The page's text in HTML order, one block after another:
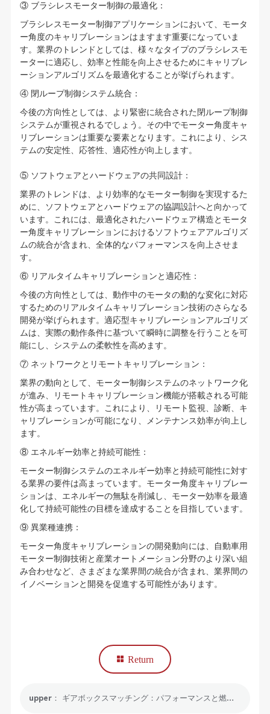
③ ブラシレスモーター制御の最適化：
ブラシレスモーター制御アプリケーションにおいて、モータ
ー角度のキャリブレーションはますます重要になっていま
す。業界のトレンドとしては、様々なタイプのブラシレスモ
ーターに適応し、効率と性能を向上させるためにキャリブレ
ーションアルゴリズムを最適化することが挙げられます。
④ 閉ループ制御システム統合：
今後の方向性としては、より緊密に統合された閉ループ制御
システムが重視されるでしょう。その中でモーター角度キャ
リブレーションは重要な要素となります。これにより、シス
テムの安定性、応答性、適応性が向上します。
⑤ ソフトウェアとハードウェアの共同設計：
業界のトレンドは、より効率的なモーター制御を実現するた
めに、ソフトウェアとハードウェアの協調設計へと向かって
います。これには、最適化されたハードウェア構造とモータ
ー角度キャリブレーションにおけるソフトウェアアルゴリズ
ムの統合が含まれ、全体的なパフォーマンスを向上させま
す。
⑥ リアルタイムキャリブレーションと適応性：
今後の方向性としては、動作中のモータの動的な変化に対応
するためのリアルタイムキャリブレーション技術のさらなる
開発が挙げられます。適応型キャリブレーションアルゴリズ
ムは、実際の動作条件に基づいて瞬時に調整を行うことを可
能にし、システムの柔軟性を高めます。
⑦ ネットワークとリモートキャリブレーション：
業界の動向として、モーター制御システムのネットワーク化
が進み、リモートキャリブレーション機能が搭載される可能
性が高まっています。これにより、リモート監視、診断、キ
ャリブレーションが可能になり、メンテナンス効率が向上し
ます。
⑧ エネルギー効率と持続可能性：
モーター制御システムのエネルギー効率と持続可能性に対す
る業界の要件は高まっています。モーター角度キャリブレー
ションは、エネルギーの無駄を削減し、モーター効率を最適
化して持続可能性の目標を達成することを目指しています。
⑨ 異業種連携：
モーター角度キャリブレーションの開発動向には、自動車用
モーター制御技術と産業オートメーション分野のより深い組
み合わせなど、さまざまな業界間の統合が含まれ、業界間の
イノベーションと開発を促進する可能性があります。
Return
upper： ギアボックスマッチング：パフォーマンスと燃費の向上